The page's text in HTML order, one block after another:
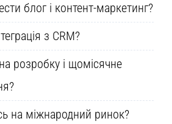
блог і контент-маркетинг?
з CRM?
розробку і щомісячне
на міжнародний ринок?